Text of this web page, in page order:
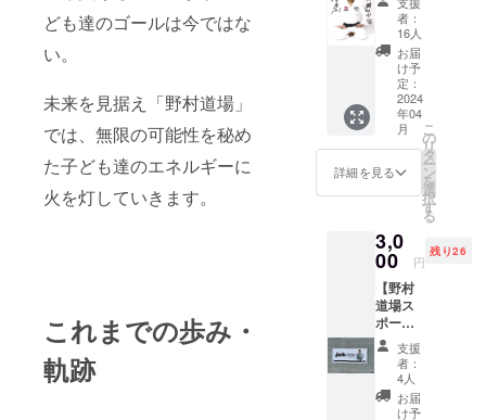
ども達のゴールは今ではな
い。
未来を見据え「野村道場」
では、無限の可能性を秘め
た子ども達のエネルギーに
火を灯していきます。
これまでの歩み・
軌跡
ツ界全体に
とって、希
望となるよ
うなイベン
トを目指し
ます。
ゲット
してく
ださ
い！ ※
発送は3
月下旬
～4月上
旬を予
定して
おりま
ポスト
カード
(A ～
D)】 野
村道場
オリジ
ナルの
ポスト
カード
に野村
忠宏の
直筆サ
入れさ
せて頂
きま
す。 新
しく
なった
野村道
場ロゴ
のアイ
テムを
ぜひ
者：
16人
お届
け予
定：
2024
年04
月
詳細を見る
こ
の
リ
タ
ー
ン
を
選
択
す
る
3,0
00 円
残り26
【野村
道場ス
ポーツ
タオ
ル】 野
村道場
オリジ
ナルの
支援
者：
4人
お届
け予